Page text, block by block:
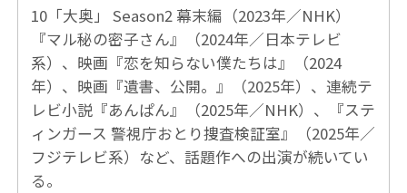
10「大奥」 Season2 幕末編（2023年／NHK）
『マル秘の密子さん』（2024年／日本テレビ
系）、映画『恋を知らない僕たちは』（2024
年）、映画『遺書、公開。』（2025年）、連続テ
レビ小説『あんぱん』（2025年／NHK）、『ステ
ィンガース 警視庁おとり捜査検証室』（2025年／
フジテレビ系）など、話題作への出演が続いてい
る。